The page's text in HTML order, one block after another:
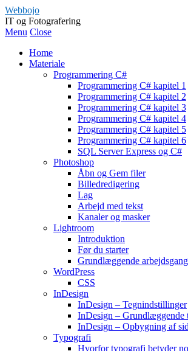
Webbojo
IT og Fotografering
Menu Close
Home
Materiale
Programmering C#
Programmering C# kapitel 1
Programmering C# kapitel 2
Programmering C# kapitel 3
Programmering C# kapitel 4
Programmering C# kapitel 5
Programmering C# kapitel 6
SQL Server Express og C#
Photoshop
Åbn og Gem filer
Billedredigering
Lag
Arbejd med tekst
Kanaler og masker
Lightroom
Introduktion
Før du starter
Grundlæggende
WordPress
CSS
InDesign
InDesign – Tegnindstillinger
InDesign – Grundlæggende
InDesign – Opbygning af
Typografi
Hvorfor typografi betyder